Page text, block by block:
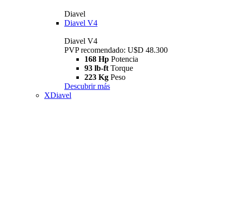
Diavel
Diavel V4
Diavel V4
PVP recomendado: U$D 48.300
168 Hp Potencia
93 lb-ft Torque
223 Kg Peso
Descubrir más
XDiavel